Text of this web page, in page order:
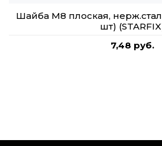
Шайба М8 плоская,
шт)
7,48 руб.